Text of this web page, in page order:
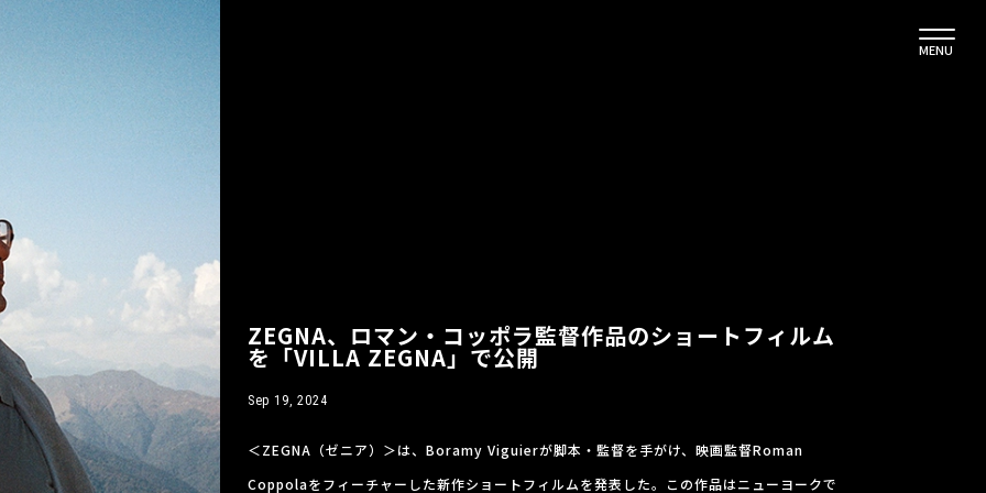
MENU
ZEGNA、ロマン・コッポラ監督作品のショートフィルム
を「VILLA ZEGNA」で公開
Sep 19, 2024
＜ZEGNA（ゼニア）＞は、Boramy Viguierが脚本・監督を手がけ、映画監督Roman
Coppolaをフィーチャーした新作ショートフィルムを発表した。この作品はニューヨークで